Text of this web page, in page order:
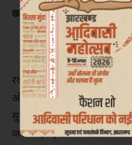
क्षमताओं को मजबूत करना था।
रवींद्रनाथ महतो ने कहा कि
और विकास के लिए बेहद
सुरक्षित और नैतिक उपयोग
जरूरी है। इससे नागरिकों की